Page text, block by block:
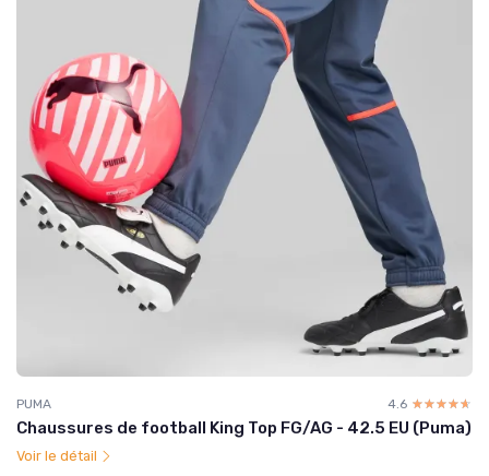
PUMA 4.6 ☆☆☆☆☆
★★★★★
Chaussures de football King Top FG/AG - 42.5 EU (Puma)
Voir le détail